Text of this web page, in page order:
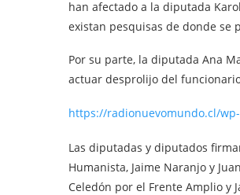
han afectado a la diputada
existan pesquisas de donde se
Por su parte, la diputada Ana
actuar desprolijo del
https://radionuevomundo.cl/
Las diputadas y diputados
Humanista, Jaime Naranjo y
Celedón por el Frente Amplio y